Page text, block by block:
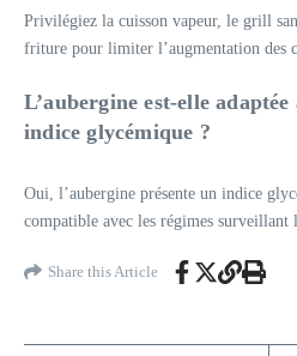
Privilégiez la cuisson vapeur, le grill
friture pour limiter l’augmentation des
L’aubergine est-elle
indice glycémique ?
Oui, l’aubergine présente un indice
compatible avec les régimes surveillant
Share this Article